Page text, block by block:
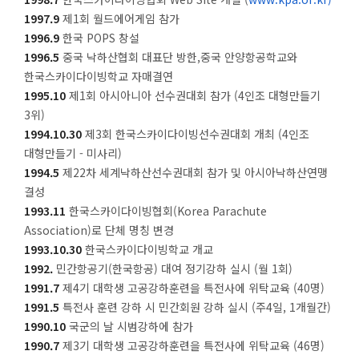
1997.9 제1회 월드에어게임 참가
1996.9 한국 POPS 창설
1996.5 중국 낙하산협회 대표단 방한,중국 안양항공학교와
한국스카이다이빙학교 자매결연
1995.10 제1회 아시아니아 선수권대회 참가 (4인조 대형만들기
3위)
1994.10.30 제3회 한국스카이다이빙선수권대회 개최 (4인조
대형만들기 - 미사리)
1994.5 제22차 세계낙하산선수권대회 참가 및 아시아낙하산연맹
결성
1993.11 한국스카이다이빙협회(Korea Parachute
Association)로 단체 명칭 변경
1993.10.30 한국스카이다이빙학교 개교
1992. 민간항공기(한국항공) 대여 정기강하 실시 (월 1회)
1991.7 제4기 대학생 고공강하훈련을 특전사에 위탁교육 (40명)
1991.5 특전사 훈련 강하 시 민간회원 강하 실시 (주4일, 1개월간)
1990.10 국군의 날 시범강하에 참가
1990.7 제3기 대학생 고공강하훈련을 특전사에 위탁교육 (46명)